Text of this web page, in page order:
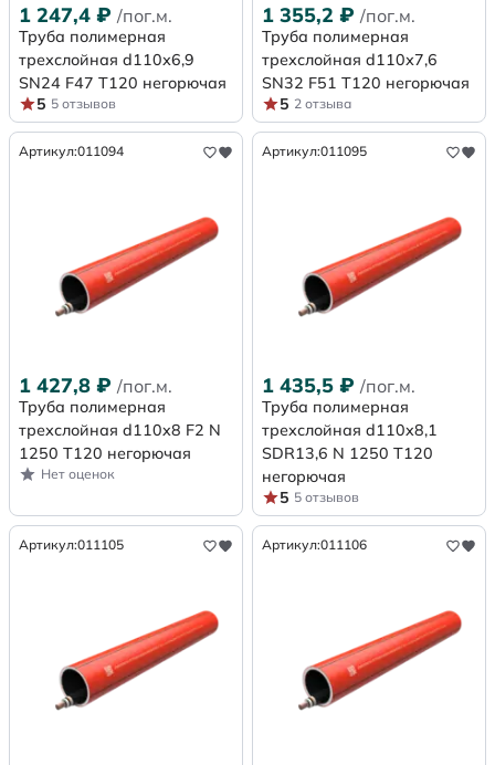
1 247,4 ₽ /пог.м.
Труба полимерная
трехслойная d110х6,9
SN24 F47 Т120 негорючая
5 5 отзывов
1 355,2 ₽ /пог.м.
Труба полимерная
трехслойная d110х7,6
SN32 F51 Т120 негорючая
5 2 отзыва
Артикул:011094
1 427,8 ₽ /пог.м.
Труба полимерная
трехслойная d110x8 F2 N
1250 Т120 негорючая
Нет оценок
Артикул:011095
1 435,5 ₽ /пог.м.
Труба полимерная
трехслойная d110x8,1
SDR13,6 N 1250 Т120
негорючая
5 5 отзывов
Артикул:011105 Артикул:011106